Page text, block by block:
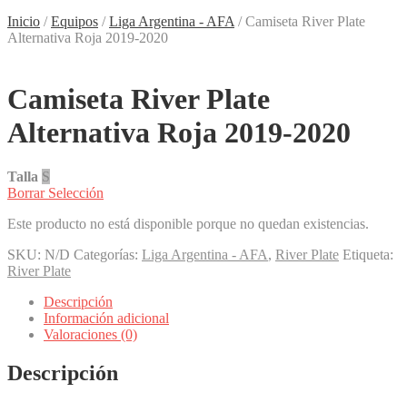
Inicio /Equipos /Liga Argentina - AFA /Camiseta River Plate
Alternativa Roja 2019-2020
Camiseta River Plate
Alternativa Roja 2019-2020
Talla S
Borrar Selección
Este producto no está disponible porque no quedan existencias.
SKU: N/D Categorías: Liga Argentina - AFA, River Plate Etiqueta:
River Plate
Descripción
Información adicional
Valoraciones (0)
Descripción